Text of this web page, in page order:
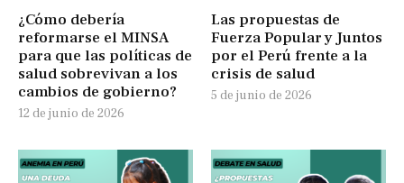
¿Cómo debería
reformarse el MINSA
para que las políticas de
salud sobrevivan a los
cambios de gobierno?
12 de junio de 2026
Las propuestas de
Fuerza Popular y Juntos
por el Perú frente a la
crisis de salud
5 de junio de 2026